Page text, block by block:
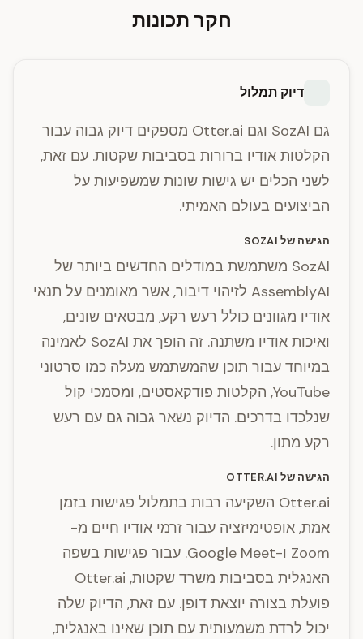
חקר תכונות
דיוק תמלול
גם SozAI וגם Otter.ai מספקים דיוק גבוה עבור
הקלטות אודיו ברורות בסביבות שקטות. עם זאת,
לשני הכלים יש גישות שונות שמשפיעות על
הביצועים בעולם האמיתי.
הגישה של SOZAI
SozAI משתמשת במודלים החדשים ביותר של
AssemblyAI לזיהוי דיבור, אשר מאומנים על תנאי
אודיו מגוונים כולל רעש רקע, מבטאים שונים,
ואיכות אודיו משתנה. זה הופך את SozAI לאמינה
במיוחד עבור תוכן שהמשתמש מעלה כמו סרטוני
YouTube, הקלטות פודקאסטים, ומסמכי קול
שנלכדו בדרכים. הדיוק נשאר גבוה גם עם רעש
רקע מתון.
הגישה של OTTER.AI
Otter.ai השקיעה רבות בתמלול פגישות בזמן
אמת, אופטימיזציה עבור זרמי אודיו חיים מ-
Zoom ו-Google Meet. עבור פגישות בשפה
האנגלית בסביבות משרד שקטות, Otter.ai
פועלת בצורה יוצאת דופן. עם זאת, הדיוק שלה
יכול לרדת משמעותית עם תוכן שאינו באנגלית,